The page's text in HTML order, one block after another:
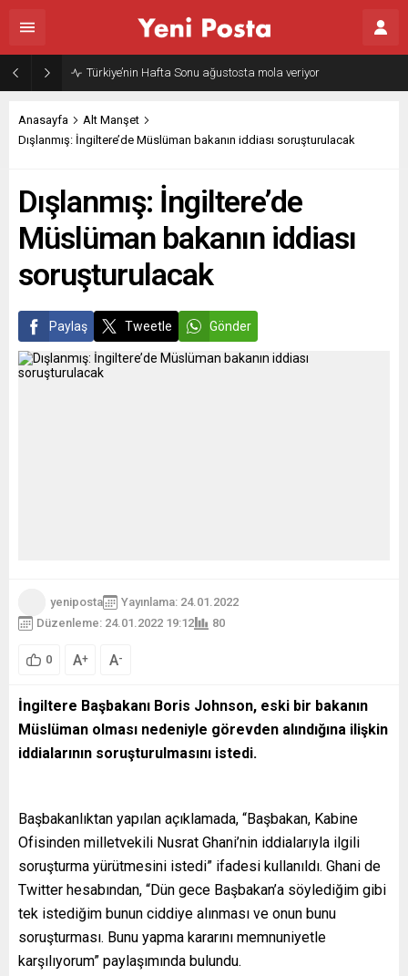
Gazze’nin geleceği: Teknokratik kontrol mü, kolonializm mi?
Anasayfa
Alt Manşet
Dışlanmış: İngiltere’de Müslüman bakanın iddiası soruşturulacak
Dışlanmış: İngiltere’de
Müslüman bakanın iddiası
soruşturulacak
Paylaş Tweetle Gönder
yeniposta
Yayınlama: 24.01.2022
Düzenleme: 24.01.2022 19:12
80
0 A+ A-
İngiltere Başbakanı Boris Johnson, eski bir bakanın
Müslüman olması nedeniyle görevden alındığına ilişkin
iddialarının soruşturulmasını istedi.
Başbakanlıktan yapılan açıklamada, “Başbakan, Kabine
Ofisinden milletvekili Nusrat Ghani’nin iddialarıyla ilgili
soruşturma yürütmesini istedi” ifadesi kullanıldı. Ghani de
Twitter hesabından, “Dün gece Başbakan’a söylediğim gibi
tek istediğim bunun ciddiye alınması ve onun bunu
soruşturması. Bunu yapma kararını memnuniyetle
karşılıyorum” paylaşımında bulundu.